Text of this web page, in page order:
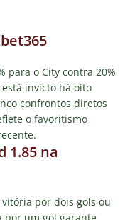
para o City contra 20%
invicto há oito
confrontos diretos
o favoritismo
1.85 na
por dois gols ou